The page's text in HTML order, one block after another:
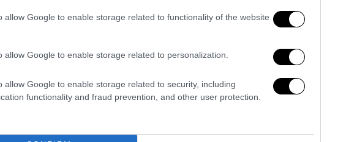
allow Google to enable storage related to functionality of the website
allow Google to enable storage related to personalization.
allow Google to enable storage related to security, including
functionality and fraud prevention, and other user protection.
από αυτά τα τροπικά δάση είναι τόσο
ότι το Σπήλαιο Χανγκ Σον Ντονγκ
βρήκαν σήραγγα που το συνδέει με
1,35 δισ. κυβικών ποδιών κατά ακόμα 5,6